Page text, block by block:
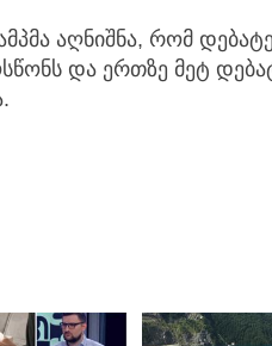
აღნიშნა, რომ
და ერთზე მეტ